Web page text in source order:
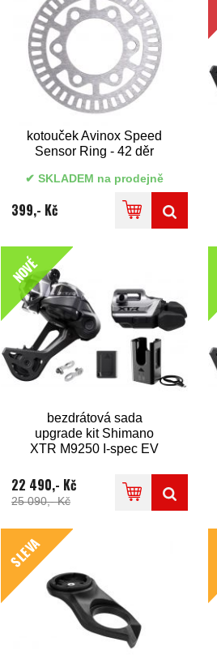
kotouček Avinox Speed
Sensor Ring - 42 děr
SKLADEM na prodejně
399,- Kč
NOVÉ
bezdrátová sada
upgrade kit Shimano
XTR M9250 I-spec EV
22 490,- Kč
25 090,- Kč
SLEVA